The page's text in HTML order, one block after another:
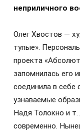
неприличного
Олег Хвостов —
тупые».
проекта
запомнилась его
соединила в
узнаваемые
Надя Толокно и т.
современно.